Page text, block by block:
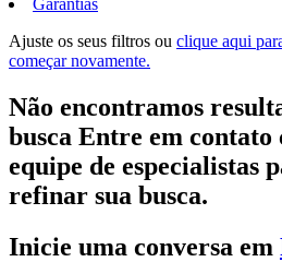
Garantias
Ajuste os seus filtros ou clique aqui
começar novamente.
Não encontramos
busca Entre em contato
equipe de especialistas
refinar sua busca.
Inicie uma conversa em